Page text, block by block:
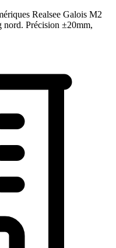
Realsee Galois M2
Précision ±20mm,